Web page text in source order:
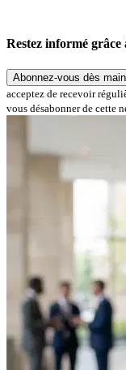
27.05.2026
Restez informé
Abonnez-vous dès
acceptez de recevoir
vous désabonner de cette